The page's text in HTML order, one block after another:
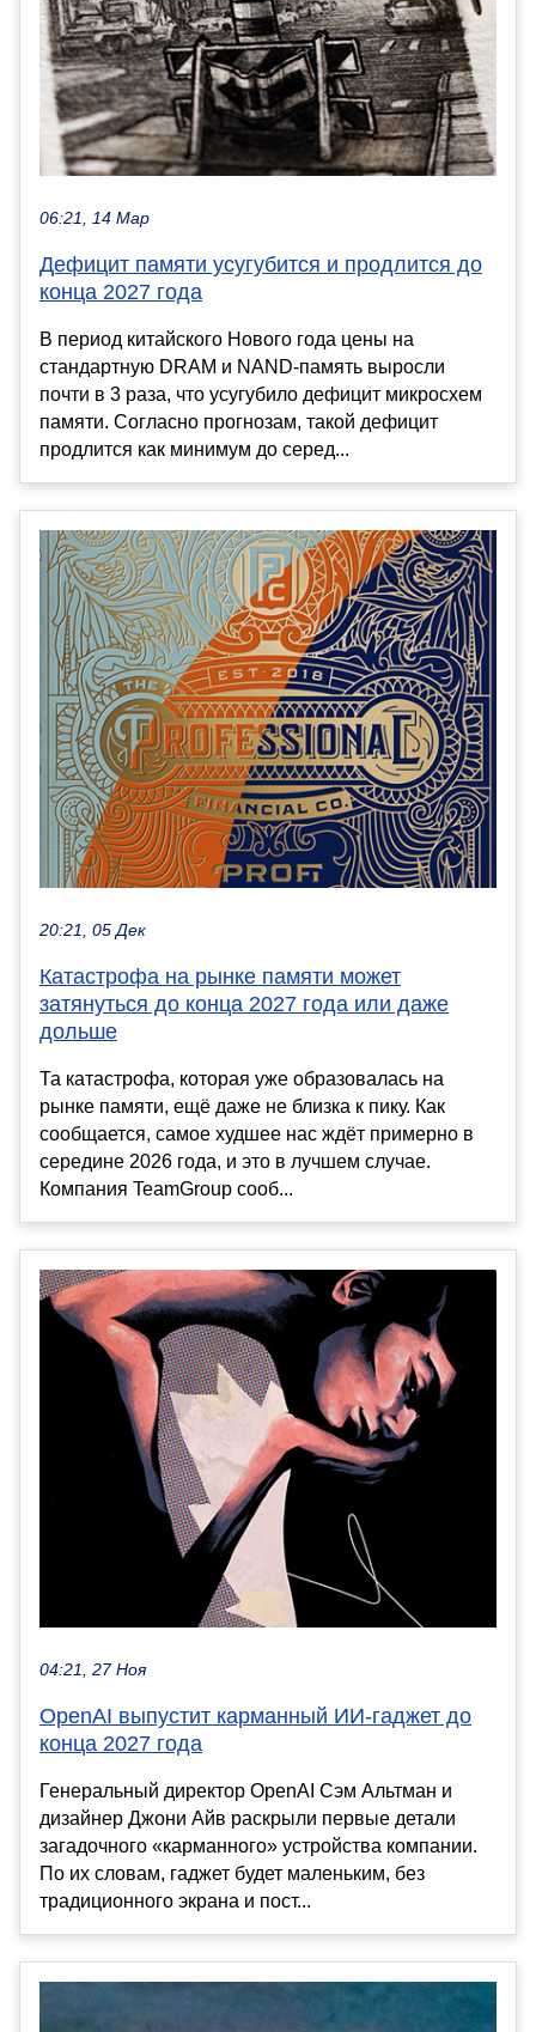
06:21, 14 Мар
Дефицит памяти усугубится и продлится до
конца 2027 года
В период китайского Нового года цены на
стандартную DRAM и NAND-память выросли
почти в 3 раза, что усугубило дефицит микросхем
памяти. Согласно прогнозам, такой дефицит
продлится как минимум до серед...
20:21, 05 Дек
Катастрофа на рынке памяти может
затянуться до конца 2027 года или даже
дольше
Та катастрофа, которая уже образовалась на
рынке памяти, ещё даже не близка к пику. Как
сообщается, самое худшее нас ждёт примерно в
середине 2026 года, и это в лучшем случае.
Компания TeamGroup сооб...
04:21, 27 Ноя
OpenAI выпустит карманный ИИ‑гаджет до
конца 2027 года
Генеральный директор OpenAI Сэм Альтман и
дизайнер Джони Айв раскрыли первые детали
загадочного «карманного» устройства компании.
По их словам, гаджет будет маленьким, без
традиционного экрана и пост...